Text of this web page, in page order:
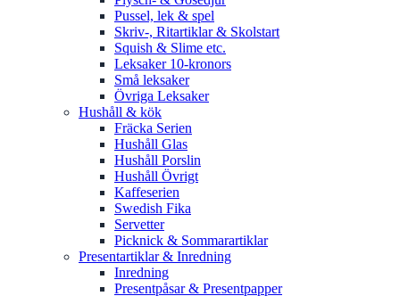
Pussel, lek & spel
Skriv-, Ritartiklar & Skolstart
Squish & Slime etc.
Leksaker 10-kronors
Små leksaker
Övriga Leksaker
Hushåll & kök
Fräcka Serien
Hushåll Glas
Hushåll Porslin
Hushåll Övrigt
Kaffeserien
Swedish Fika
Servetter
Picknick & Sommarartiklar
Presentartiklar & Inredning
Inredning
Presentpåsar & Presentpapper